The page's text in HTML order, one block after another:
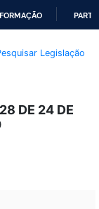
Legislação
DE 24 DE